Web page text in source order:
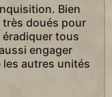
Bien
doués pour
tous
engager
autres unités